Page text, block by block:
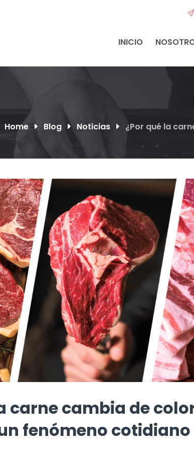
INICIO
Home Blog Noticias ¿Por qué la
carne cambia de
fenómeno cotidiano